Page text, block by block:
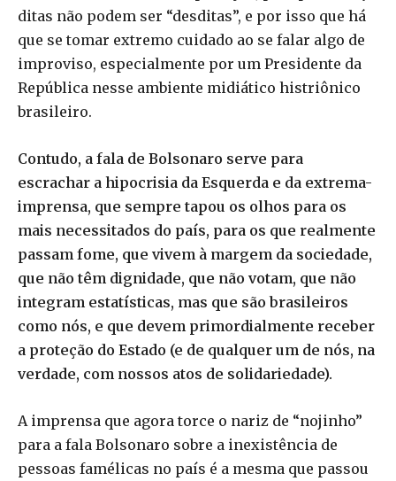
ditas não podem ser “desditas”, e por isso que há
que se tomar extremo cuidado ao se falar algo de
improviso, especialmente por um Presidente da
República nesse ambiente midiático histriônico
brasileiro.
Contudo, a fala de Bolsonaro serve para
escrachar a hipocrisia da Esquerda e da extrema-
imprensa, que sempre tapou os olhos para os
mais necessitados do país, para os que realmente
passam fome, que vivem à margem da sociedade,
que não têm dignidade, que não votam, que não
integram estatísticas, mas que são brasileiros
como nós, e que devem primordialmente receber
a proteção do Estado (e de qualquer um de nós, na
verdade, com nossos atos de solidariedade).
A imprensa que agora torce o nariz de “nojinho”
para a fala Bolsonaro sobre a inexistência de
pessoas famélicas no país é a mesma que passou